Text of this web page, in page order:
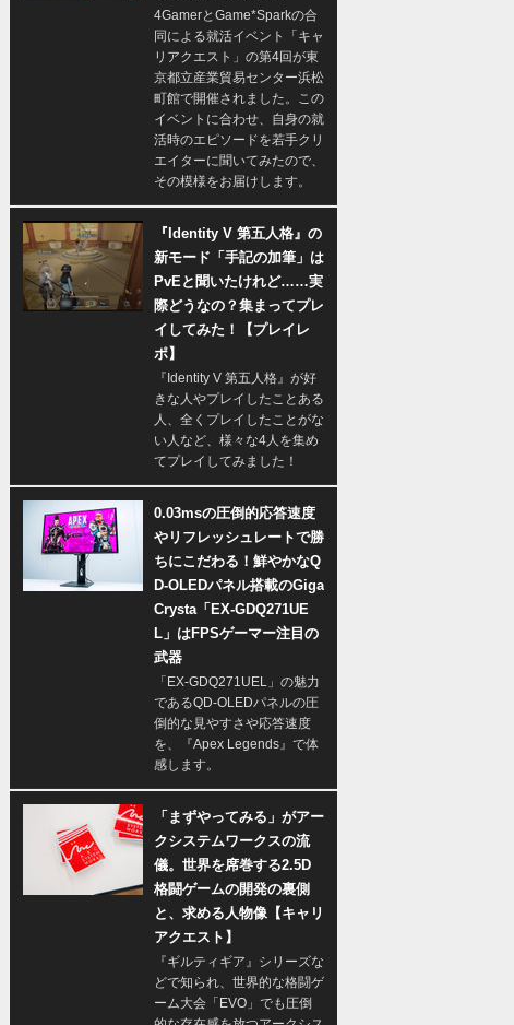
4GamerとGame*Sparkの合
同による就活イベント「キャ
リアクエスト」の第4回が東
京都立産業貿易センター浜松
町館で開催されました。この
イベントに合わせ、自身の就
活時のエピソードを若手クリ
エイターに聞いてみたので、
その模様をお届けします。
『Identity V 第五人格』の
新モード「手記の加筆」は
PvEと聞いたけれど……実
際どうなの？集まってプレ
イしてみた！【プレイレ
ポ】
『Identity V 第五人格』が好
きな人やプレイしたことある
人、全くプレイしたことがな
い人など、様々な4人を集め
てプレイしてみました！
0.03msの圧倒的応答速度
やリフレッシュレートで勝
ちにこだわる！鮮やかなQ
D-OLEDパネル搭載のGiga
Crysta「EX-GDQ271UE
L」はFPSゲーマー注目の
武器
「EX-GDQ271UEL」の魅力
であるQD-OLEDパネルの圧
倒的な見やすさや応答速度
を、『Apex Legends』で体
感します。
「まずやってみる」がアー
クシステムワークスの流
儀。世界を席巻する2.5D
格闘ゲームの開発の裏側
と、求める人物像【キャリ
アクエスト】
『ギルティギア』シリーズな
どで知られ、世界的な格闘ゲ
ーム大会「EVO」でも圧倒